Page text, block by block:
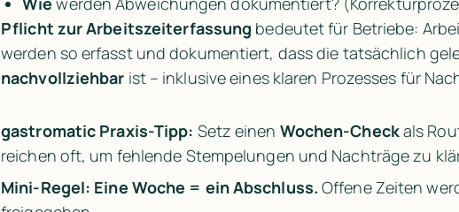
Pflicht zur Arbeitszeiterfassung bedeutet für Betriebe:
werden so erfasst und dokumentiert, dass die tatsächlich
nachvollziehbar ist – inklusive eines klaren Prozesses für
gastromatic Praxis-Tipp: Setz einen Wochen-Check als
reichen oft, um fehlende Stempelungen und Nachträge zu
Mini-Regel: Eine Woche = ein Abschluss. Offene Zeiten